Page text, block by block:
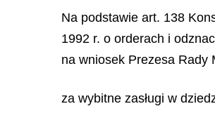
Na podstawie art. 138
1992 r. o orderach i
na wniosek Prezesa Rady
za wybitne zasługi w